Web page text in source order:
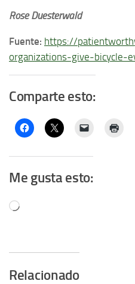
Rose Duesterwald
Fuente: https://
organizations-give-bicycle-
Comparte esto:
Me gusta esto:
Cargando...
Relacionado